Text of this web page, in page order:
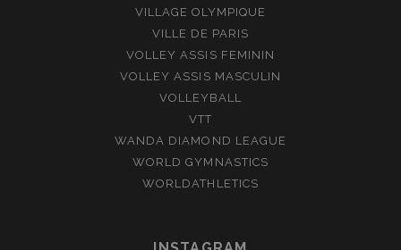
VILLAGE OLYMPIQUE
VILLE DE PARIS
VOLLEY ASSIS FEMININ
VOLLEY ASSIS MASCULIN
VOLLEYBALL
VTT
WANDA DIAMOND LEAGUE
WORLD GYMNASTICS
WORLDATHLETICS